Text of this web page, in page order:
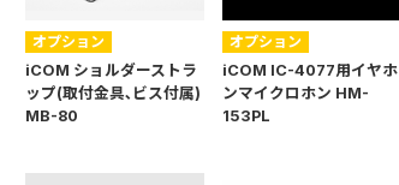
オプション
iCOM ショルダーストラ
ップ(取付金具､ビス付属)
MB-80
オプション
iCOM IC-4077用イヤホ
ンマイクロホン HM-
153PL